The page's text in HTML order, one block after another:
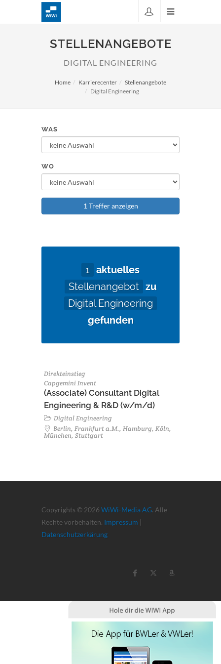
STELLENANGEBOTE
DIGITAL ENGINEERING
Home Karrierecenter
Stellenangebote
Digital Engineering
WAS
WO
1 Treffer anzeigen
1 aktuelles
Stellenangebot zu
Digital Engineering
gefunden
Direkteinstieg
Capgemini Invent
(Associate) Consultant Digital
Engineering & R&D (w/m/d)
Digital Engineering
Berlin, Frankfurt a.M., Hamburg, Köln,
München, Stuttgart
Copyrights © 2026 WiWi-Media AG. Alle
Rechte vorbehalten. Impressum |
Datenschutzerkärung